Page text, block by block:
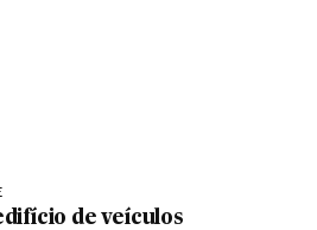
de veículos